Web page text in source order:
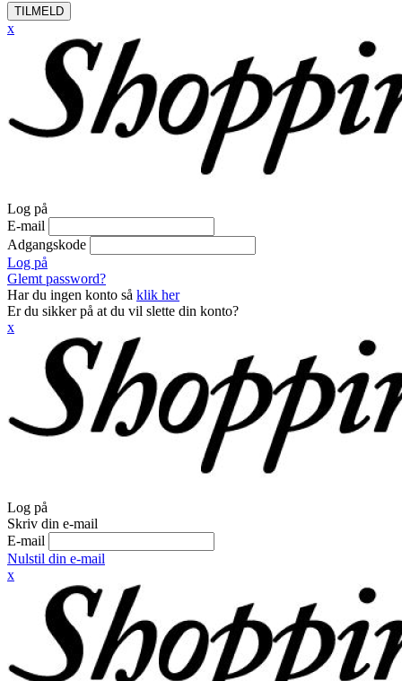
TILMELD
x
Log på
E-mail
Adgangskode
Log på
Glemt password?
Har du ingen konto så klik her
Er du sikker på at du vil slette din konto?
x
Log på
Skriv din e-mail
E-mail
Nulstil din e-mail
x